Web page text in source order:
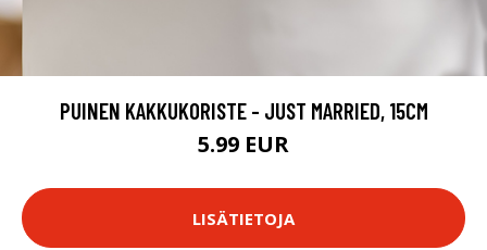
PUINEN KAKKUKORISTE - JUST MARRIED, 15CM
5.99 EUR
LISÄTIETOJA